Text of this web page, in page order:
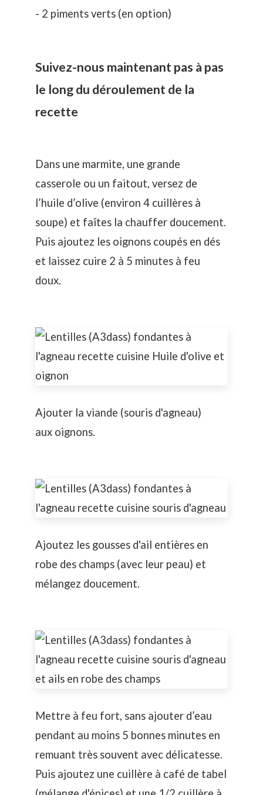
- 2 piments verts (en option)
Suivez-nous maintenant pas à pas
le long du déroulement de la
recette
Dans une marmite, une grande
casserole ou un faitout, versez de
l’huile d’olive (environ 4 cuillères à
soupe) et faîtes la chauffer doucement.
Puis ajoutez les oignons coupés en dés
et laissez cuire 2 à 5 minutes à feu
doux.
Ajouter la viande (souris d'agneau)
aux oignons.
Ajoutez les gousses d'ail entières en
robe des champs (avec leur peau) et
mélangez doucement.
Mettre à feu fort, sans ajouter d’eau
pendant au moins 5 bonnes minutes en
remuant très souvent avec délicatesse.
Puis ajoutez une cuillère à café de tabel